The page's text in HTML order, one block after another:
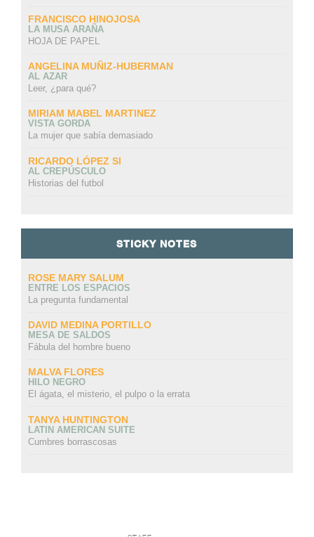
FRANCISCO HINOJOSA
LA MUSA ARAÑA
HOJA DE PAPEL
ANGELINA MUÑIZ-HUBERMAN
AL AZAR
Leer, ¿para qué?
MIRIAM MABEL MARTINEZ
VISTA GORDA
La mujer que sabía demasiado
RICARDO LÓPEZ SI
AL CREPÚSCULO
Historias del futbol
STICKY NOTES
ROSE MARY SALUM
ENTRE LOS ESPACIOS
La pregunta fundamental
DAVID MEDINA PORTILLO
MESA DE SALDOS
Fábula del hombre bueno
MALVA FLORES
HILO NEGRO
El ágata, el misterio, el pulpo o la errata
TANYA HUNTINGTON
LATIN AMERICAN SUITE
Cumbres borrascosas